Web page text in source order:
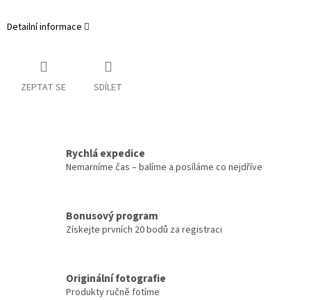
Detailní informace
ZEPTAT SE SDÍLET
Rychlá expedice
Nemarníme čas – balíme a posíláme co nejdříve
Bonusový program
Získejte prvních 20 bodů za registraci
Originální fotografie
Produkty ručně fotíme